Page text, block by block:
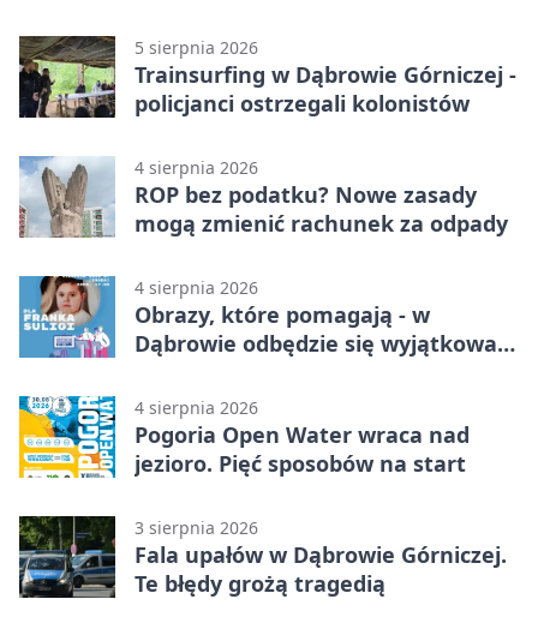
5 sierpnia 2026
Trainsurfing w Dąbrowie Górniczej -
policjanci ostrzegali kolonistów
4 sierpnia 2026
ROP bez podatku? Nowe zasady
mogą zmienić rachunek za odpady
4 sierpnia 2026
Obrazy, które pomagają - w
Dąbrowie odbędzie się wyjątkowa
4 sierpnia 2026
Pogoria Open Water wraca nad
jezioro. Pięć sposobów na start
3 sierpnia 2026
Fala upałów w Dąbrowie Górniczej.
Te błędy grożą tragedią